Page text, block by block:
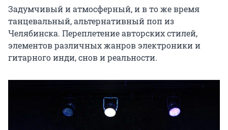
Задумчивый и атмосферный, и в то же время
танцевальный, альтернативный поп из
Челябинска. Переплетение авторских стилей,
элементов различных жанров электроники и
гитарного инди, снов и реальности.